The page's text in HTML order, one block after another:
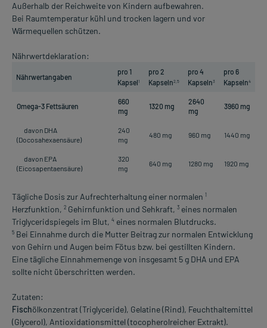
Außerhalb der Reichweite von Kindern aufbewahren.
Bei Raumtemperatur kühl und trocken lagern und vor
Wärmequellen schützen.
Nährwertdeklaration:
Nährwertangaben
pro 1
Kapsel1
pro 2
Kapseln2,5
pro 4
Kapseln3
pro 6
Kapseln4
Omega-3 Fettsäuren
660
mg
1320 mg
2640
mg
3960 mg
davon DHA
(Docosahexaensäure)
240
mg
480 mg 960 mg 1440 mg
davon EPA
(Eicosapentaensäure)
320
mg
640 mg 1280 mg 1920 mg
Tägliche Dosis zur Aufrechterhaltung einer normalen 1
Herzfunktion, 2 Gehirnfunktion und Sehkraft, 3 eines normalen
Triglyceridspiegels im Blut, 4 eines normalen Blutdrucks.
5 Bei Einnahme durch die Mutter Beitrag zur normalen Entwicklung
von Gehirn und Augen beim Fötus bzw. bei gestillten Kindern.
Eine tägliche Einnahmemenge von insgesamt 5 g DHA und EPA
sollte nicht überschritten werden.
Zutaten:
Fischölkonzentrat (Triglyceride), Gelatine (Rind), Feuchthaltemittel
(Glycerol), Antioxidationsmittel (tocopherolreicher Extrakt).